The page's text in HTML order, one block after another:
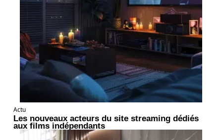
Actu
Les nouveaux acteurs du site streaming dédiés
aux films indépendants